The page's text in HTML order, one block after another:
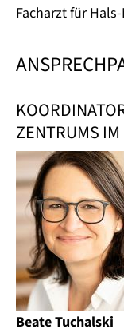
Facharzt für
ZENTRUMS
Beate Tuchalski